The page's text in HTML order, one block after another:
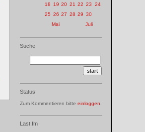
18
19 20 21 22 23
24
25 26 27 28 29 30
Mai
Juli
Suche
Status
Zum Kommentieren bitte einloggen
Last.fm